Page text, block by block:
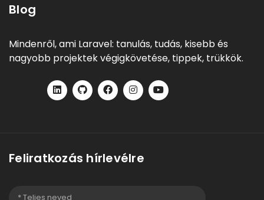
Blog
Mindenről, ami Laravel: tanulás, tudás, kisebb és
nagyobb projektek végigkövetése, tippek, trükkök.
Feliratkozás hírlevélre